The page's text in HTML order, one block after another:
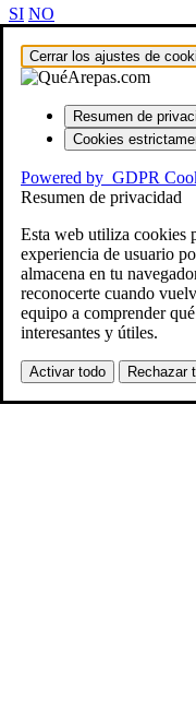
SI NO
Cerrar los ajustes de
Resumen de
Cookies
Powered by GDPR
Resumen de privacidad
Esta web utiliza cookies
experiencia de usuario
almacena en tu
reconocerte cuando
equipo a comprender
interesantes y útiles.
Activar todo Rechazar